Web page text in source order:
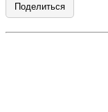
Поделиться